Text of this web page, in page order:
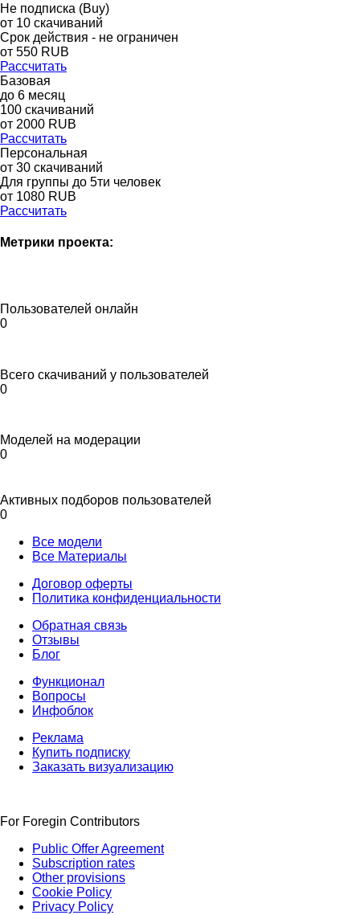
Не подписка (Buy)
от 10 скачиваний
Срок действия - не ограничен
от 550 RUB
Рассчитать
Базовая
до 6 месяц
100 скачиваний
от 2000 RUB
Рассчитать
Персональная
от 30 скачиваний
Для группы до 5ти человек
от 1080 RUB
Рассчитать
Метрики проекта:
Пользователей онлайн
0
Всего скачиваний у пользователей
0
Моделей на модерации
0
Активных подборов пользователей
0
Все модели
Все Материалы
Договор оферты
Политика конфиденциальности
Обратная связь
Отзывы
Блог
Функционал
Вопросы
Инфоблок
Реклама
Купить подписку
Заказать визуализацию
For Foregin Contributors
Public Offer Agreement
Subscription rates
Other provisions
Cookie Policy
Privacy Policy